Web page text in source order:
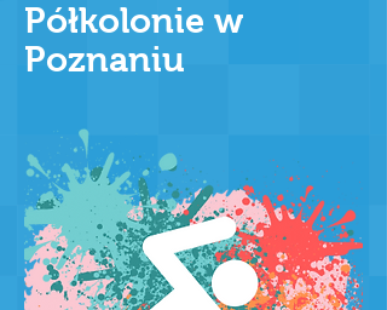
Półkolonie w
Poznaniu